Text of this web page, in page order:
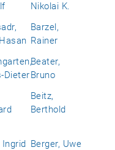
Nikolai K.
Barzel,
Rainer
Dieter
Beater,
Bruno
Beitz,
Berthold
Ingrid Berger, Uwe